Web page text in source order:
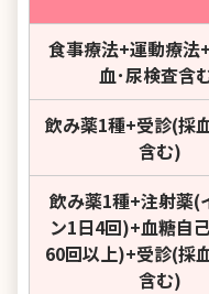
食事療法+運動療法
血･尿検査含
飲み薬1種+受診(採
含む)
飲み薬1種+注射薬(
ン1日4回)+血糖自
60回以上)+受診(採
含む)